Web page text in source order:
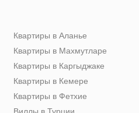
Квартиры в Аланье
Квартиры в Махмутларе
Квартиры в Каргыджаке
Квартиры в Кемере
Квартиры в Фетхие
Виллы в Турции